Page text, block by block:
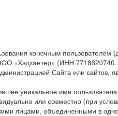
конечным пользователем
«Хэдхантер» (ИНН 7718620740,
Сайта или сайтов,
уникальное имя
или совместно (при
лицами, объединенными в